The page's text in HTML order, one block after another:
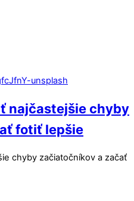
najčastejšie chyby
fotiť lepšie
chyby začiatočníkov a začať